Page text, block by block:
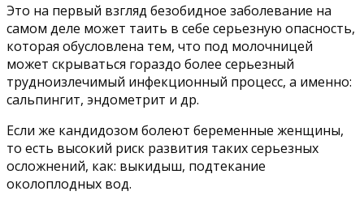
Это на первый взгляд безобидное заболевание на
самом деле может таить в себе серьезную опасность,
которая обусловлена тем, что под молочницей
может скрываться гораздо более серьезный
трудноизлечимый инфекционный процесс, а именно:
сальпингит, эндометрит и др.
Если же кандидозом болеют беременные женщины,
то есть высокий риск развития таких серьезных
осложнений, как: выкидыш, подтекание
околоплодных вод.